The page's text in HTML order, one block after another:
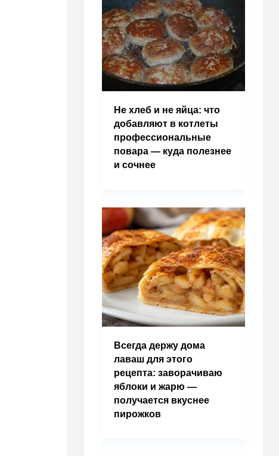
Не хлеб и не яйца: что
добавляют в котлеты
профессиональные
повара — куда полезнее
и сочнее
Всегда держу дома
лаваш для этого
рецепта: заворачиваю
яблоки и жарю —
получается вкуснее
пирожков